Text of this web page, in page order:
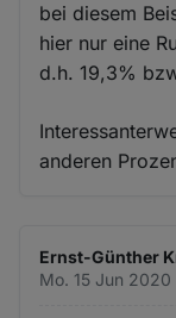
bei diesem
hier nur eine
d.h. 19,3%
anderen
Ernst-Günther
Mo. 15 Jun 2020